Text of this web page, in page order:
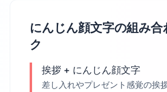
にんじん顔文字の組み合
ク
挨拶 + にんじん顔文字
差し入れやプレゼント感覚の挨